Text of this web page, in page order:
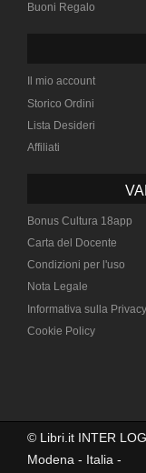
Buoni Regalo
Il mio account
Storico Ordini
Lista Desideri
Affiliati
Bonus Cultura 18app
Carta del Docente
Condizioni per l'uso
Nota Legale
Informativa sulla Privacy
Cookie Policy
© Libri.it INTER
Modena - Italia -